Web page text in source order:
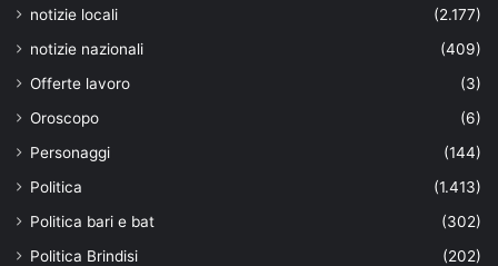
notizie locali
(2.177)
notizie nazionali
(409)
Offerte lavoro
(3)
Oroscopo
(6)
Personaggi
(144)
Politica
(1.413)
Politica bari e bat
(302)
Politica Brindisi
(202)